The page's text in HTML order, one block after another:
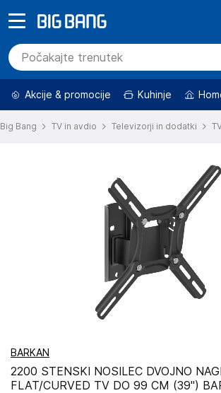
Akcije & promocije Kuhinje
Big Bang TV in avdio Televizorji in dodatki
BARKAN
2200 STENSKI NOSILEC DVOJNO
FLAT/CURVED TV DO 99 CM (39")